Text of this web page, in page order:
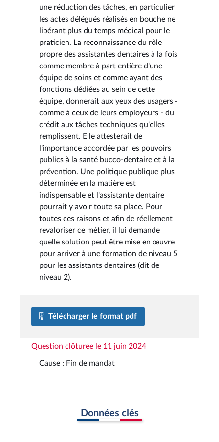
une réduction des tâches, en particulier
les actes délégués réalisés en bouche ne
libérant plus du temps médical pour le
praticien. La reconnaissance du rôle
propre des assistantes dentaires à la fois
comme membre à part entière d'une
équipe de soins et comme ayant des
fonctions dédiées au sein de cette
équipe, donnerait aux yeux des usagers -
comme à ceux de leurs employeurs - du
crédit aux tâches techniques qu'elles
remplissent. Elle attesterait de
l'importance accordée par les pouvoirs
publics à la santé bucco-dentaire et à la
prévention. Une politique publique plus
déterminée en la matière est
indispensable et l'assistante dentaire
pourrait y avoir toute sa place. Pour
toutes ces raisons et afin de réellement
revaloriser ce métier, il lui demande
quelle solution peut être mise en œuvre
pour arriver à une formation de niveau 5
pour les assistants dentaires (dit de
niveau 2).
Télécharger le format pdf
Question clôturée le 11 juin 2024
Cause : Fin de mandat
Données clés